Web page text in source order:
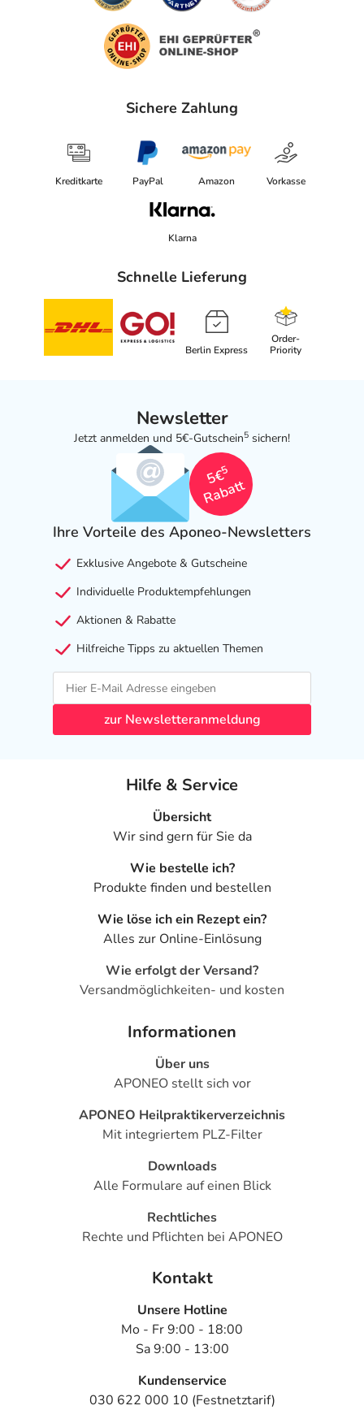
Sichere Zahlung
Kreditkarte PayPal Amazon Vorkasse
Klarna
Schnelle Lieferung
Berlin Express
Order-
Priority
Newsletter
Jetzt anmelden und 5€-Gutschein5 sichern!
5€
5
Rabatt
Ihre Vorteile des Aponeo-Newsletters
Exklusive Angebote & Gutscheine
Individuelle Produktempfehlungen
Aktionen & Rabatte
Hilfreiche Tipps zu aktuellen Themen
zur Newsletteranmeldung
Hilfe & Service
Übersicht
Wir sind gern für Sie da
Wie bestelle ich?
Produkte finden und bestellen
Wie löse ich ein Rezept ein?
Alles zur Online-Einlösung
Wie erfolgt der Versand?
Versandmöglichkeiten- und kosten
Informationen
Über uns
APONEO stellt sich vor
APONEO Heilpraktikerverzeichnis
Mit integriertem PLZ-Filter
Downloads
Alle Formulare auf einen Blick
Rechtliches
Rechte und Pflichten bei APONEO
Kontakt
Unsere Hotline
Mo - Fr 9:00 - 18:00
Sa 9:00 - 13:00
Kundenservice
030 622 000 10 (Festnetztarif)